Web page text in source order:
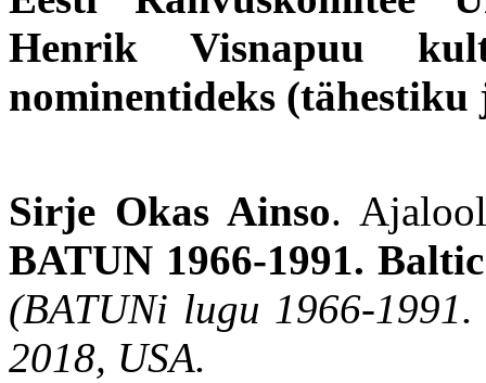
Henrik Visnapuu
nominentideks
Sirje Okas Ainso.
BATUN 1966-1991.
(BATUNi lugu 1966-
2018, USA.